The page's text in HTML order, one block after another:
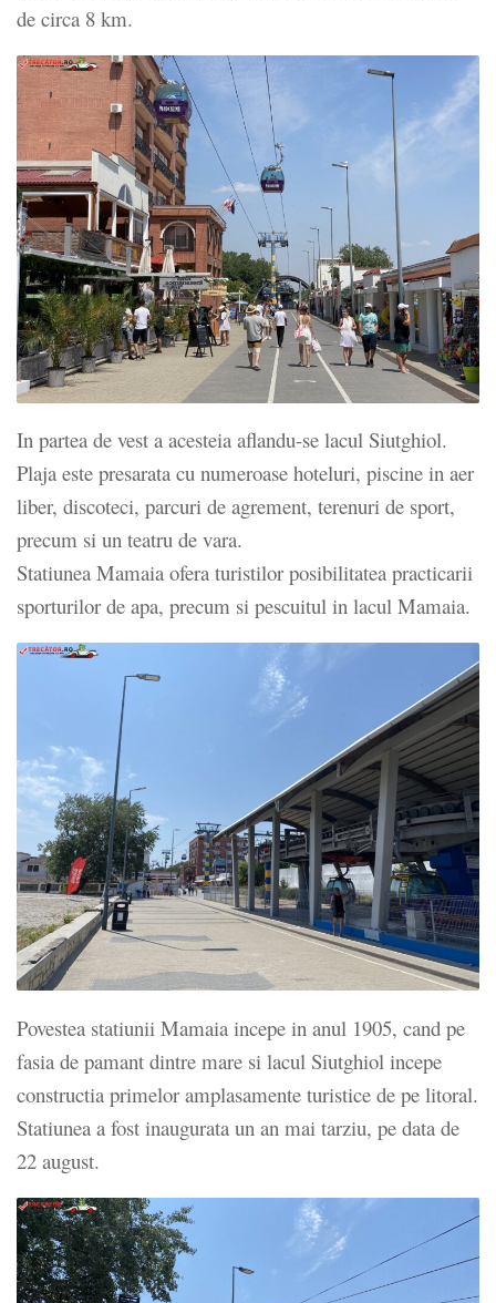
de circa 8 km.
In partea de vest a acesteia aflandu-se lacul Siutghiol.
Plaja este presarata cu numeroase hoteluri, piscine in aer
liber, discoteci, parcuri de agrement, terenuri de sport,
precum si un teatru de vara.
Statiunea Mamaia ofera turistilor posibilitatea practicarii
sporturilor de apa, precum si pescuitul in lacul Mamaia.
Povestea statiunii Mamaia incepe in anul 1905, cand pe
fasia de pamant dintre mare si lacul Siutghiol incepe
constructia primelor amplasamente turistice de pe litoral.
Statiunea a fost inaugurata un an mai tarziu, pe data de
22 august.